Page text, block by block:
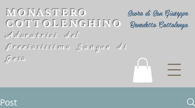
Suore di San Giuseppe
Benedetto Cottolengo
MONASTERO
COTTOLENGHINO
Adoratrici del
Preziosissimo Sangue di
Gesù
Post